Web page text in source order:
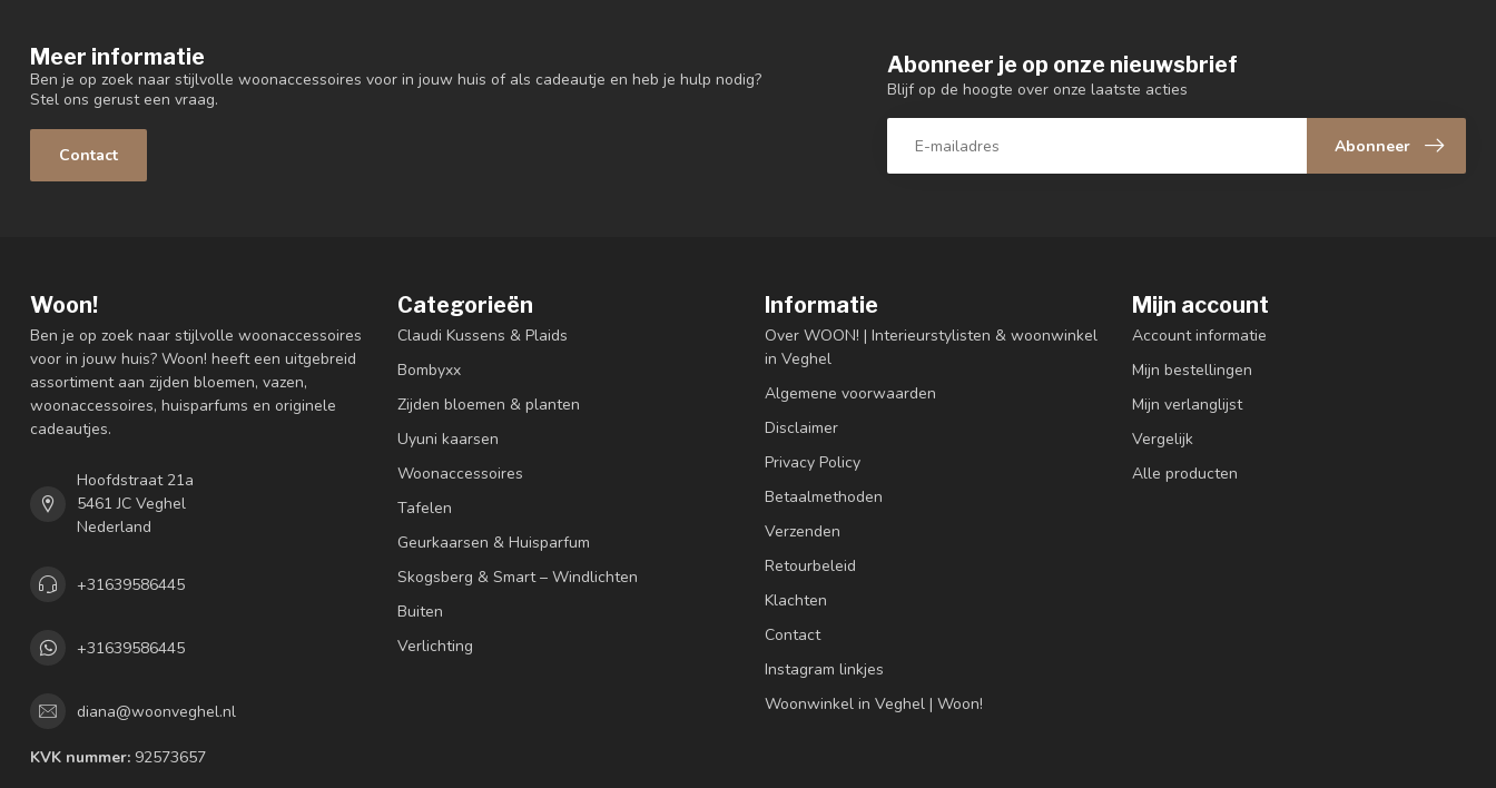
Meer informatie
Ben je op zoek naar stijlvolle woonaccessoires voor in jouw huis of als cadeautje en heb je hulp nodig?
Stel ons gerust een vraag.
Contact
Abonneer je op onze nieuwsbrief
Blijf op de hoogte over onze laatste acties
Abonneer
Woon!
Ben je op zoek naar stijlvolle woonaccessoires
voor in jouw huis? Woon! heeft een uitgebreid
assortiment aan zijden bloemen, vazen,
woonaccessoires, huisparfums en originele
cadeautjes.
Hoofdstraat 21a
5461 JC Veghel
Nederland
+31639586445
+31639586445
diana@woonveghel.nl
KVK nummer: 92573657
Categorieën
Claudi Kussens & Plaids
Bombyxx
Zijden bloemen & planten
Uyuni kaarsen
Woonaccessoires
Tafelen
Geurkaarsen & Huisparfum
Skogsberg & Smart – Windlichten
Buiten
Verlichting
Informatie
Over WOON! | Interieurstylisten & woonwinkel
in Veghel
Algemene voorwaarden
Disclaimer
Privacy Policy
Betaalmethoden
Verzenden
Retourbeleid
Klachten
Contact
Instagram linkjes
Woonwinkel in Veghel | Woon!
Mijn account
Account informatie
Mijn bestellingen
Mijn verlanglijst
Vergelijk
Alle producten